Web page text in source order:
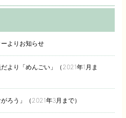
よりお知らせ
より「めんごい」（2021年1月ま
ろう」（2021年3月まで）